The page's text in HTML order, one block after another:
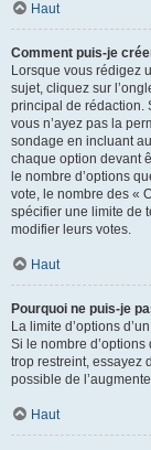
Haut
Comment puis-je
Lorsque vous rédigez
sujet, cliquez sur
principal de rédaction.
vous n’ayez pas la
sondage en incluant
chaque option devant
le nombre d’options
vote, le nombre des «
spécifier une limite de
modifier leurs votes.
Haut
Pourquoi ne puis-je
La limite d’options
Si le nombre
trop restreint, essayez
possible de
Haut